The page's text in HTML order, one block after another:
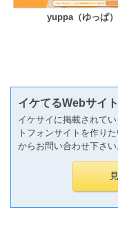
yuppa（ゆっぱ）
イケてるWebサイ
イケサイに掲載されて
トフォンサイトを作り
からお問い合わせ下さい